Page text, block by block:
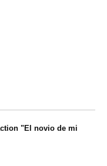
"El novio de mi